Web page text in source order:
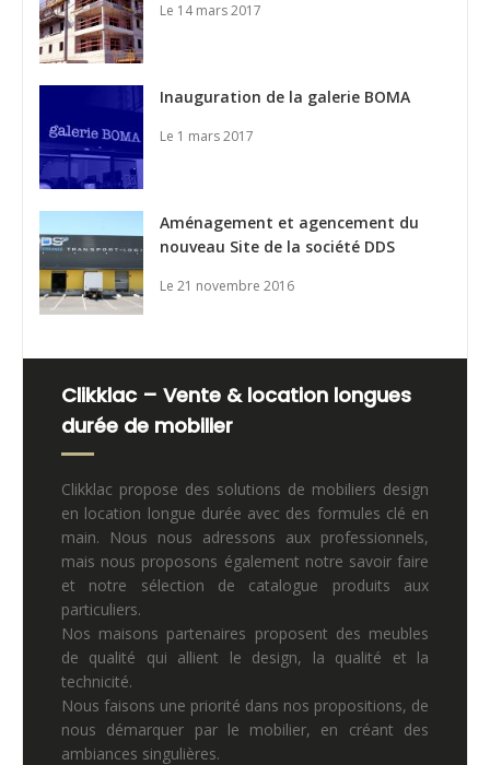
Le 14 mars 2017
Inauguration de la galerie BOMA
Le 1 mars 2017
Aménagement et agencement du
nouveau Site de la société DDS
Le 21 novembre 2016
Clikklac – Vente & location longues
durée de mobilier
Clikklac propose des solutions de mobiliers design
en location longue durée avec des formules clé en
main. Nous nous adressons aux professionnels,
mais nous proposons également notre savoir faire
et notre sélection de catalogue produits aux
particuliers.
Nos maisons partenaires proposent des meubles
de qualité qui allient le design, la qualité et la
technicité.
Nous faisons une priorité dans nos propositions, de
nous démarquer par le mobilier, en créant des
ambiances singulières.